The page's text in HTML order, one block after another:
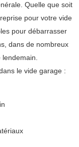
Quelle que soit
pour votre vide
pour débarrasser
dans de nombreux
le vide garage :